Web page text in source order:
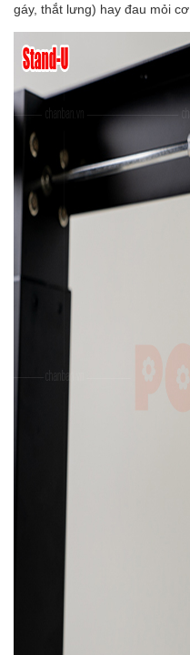
gáy, thắt lưng) hay đau mỏi cơ.